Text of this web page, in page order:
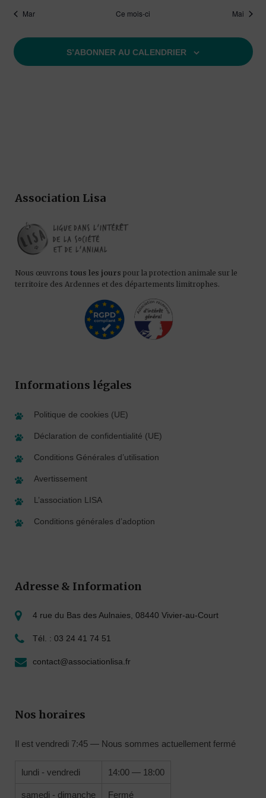
Mar Ce mois-ci Mai
S’ABONNER AU CALENDRIER
Association Lisa
Nous œuvrons tous les jours pour la protection animale sur le
territoire des Ardennes et des départements limitrophes.
Informations légales
Politique de cookies (UE)
Déclaration de confidentialité (UE)
Conditions Générales d’utilisation
Avertissement
L’association LISA
Conditions générales d’adoption
Adresse & Information
4 rue du Bas des Aulnaies, 08440 Vivier-au-Court
Tél. : 03 24 41 74 51
contact@associationlisa.fr
Nos horaires
Il est vendredi 7:45 — Nous sommes actuellement fermé
lundi - vendredi 14:00 — 18:00
samedi - dimanche Fermé